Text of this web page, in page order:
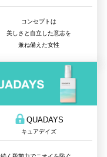
コンセプトは
美しさと自立した意志を
兼ね備えた女性
QUADAYS
キュアデイズ